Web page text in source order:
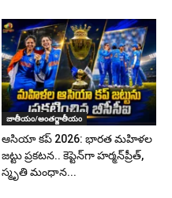
జాతీయం/అంతర్జాతీయం
ఆసియా కప్ 2026: భారత మహిళల
జట్టు ప్రకటన.. కెప్టెన్‌గా హర్మన్‌ప్రీత్,
స్మృతి మంధాన...